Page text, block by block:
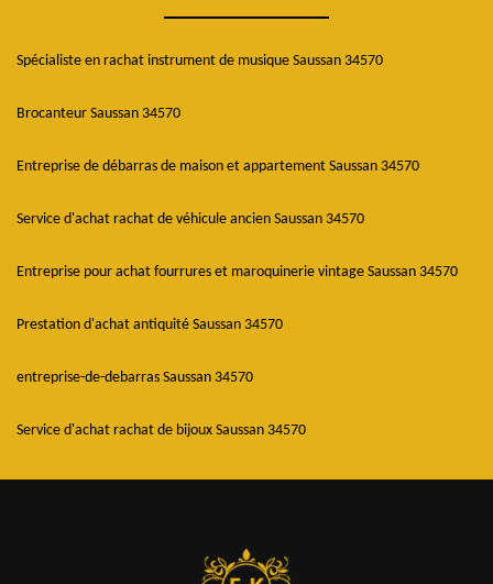
Spécialiste en rachat instrument de musique Saussan 34570
Brocanteur Saussan 34570
Entreprise de débarras de maison et appartement Saussan 34570
Service d'achat rachat de véhicule ancien Saussan 34570
Entreprise pour achat fourrures et maroquinerie vintage Saussan 34570
Prestation d'achat antiquité Saussan 34570
entreprise-de-debarras Saussan 34570
Service d'achat rachat de bijoux Saussan 34570